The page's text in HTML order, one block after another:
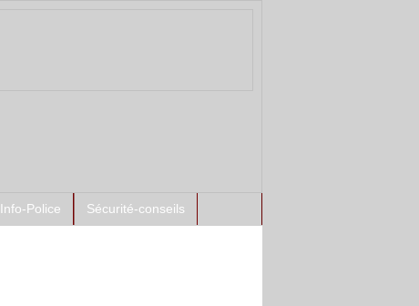
Info-Police Sécurité-conseils